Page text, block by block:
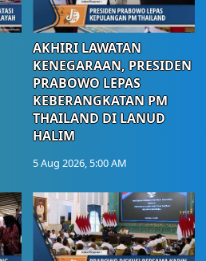
AKHIRI LAWATAN
KENEGARAAN, PRESIDEN
PRABOWO LEPAS
KEBERANGKATAN PM
THAILAND DI LANUD
HALIM
5 Aug 2026, 5:00 AM